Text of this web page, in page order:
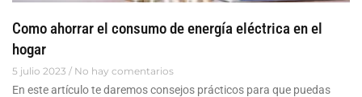
Como ahorrar el consumo de energía eléctrica en el
hogar
5 julio 2023 No hay comentarios
En este artículo te daremos consejos prácticos para que puedas